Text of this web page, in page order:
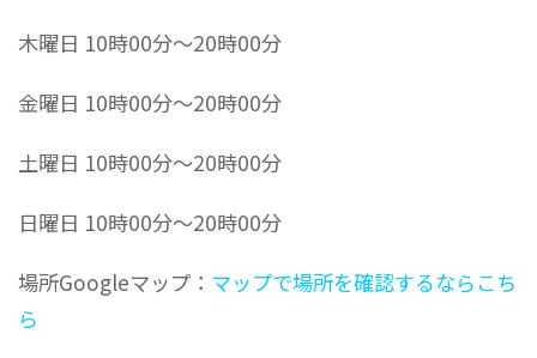
木曜日 10時00分～20時00分
金曜日 10時00分～20時00分
土曜日 10時00分～20時00分
日曜日 10時00分～20時00分
場所Googleマップ： マップで場所を確認するならこち
ら